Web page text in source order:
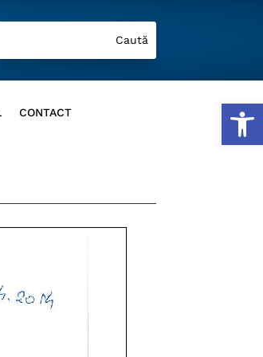
CONTACT